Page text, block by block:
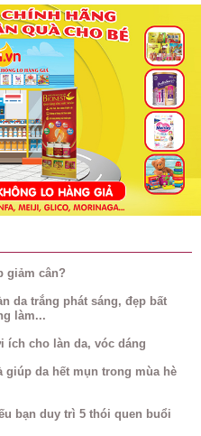
giảm cân?
da trắng phát sáng, đẹp bất
làm...
ích cho làn da, vóc dáng
da hết mụn trong mùa hè
bạn duy trì 5 thói quen buổi